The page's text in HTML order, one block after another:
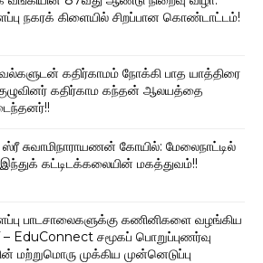
நகரக் கிளையில் சிறப்பான கொண்டாட்டம்!
கதிர்காமம் நோக்கி பாத யாத்திரை
கதிர்காம கந்தன் ஆலயத்தை
சுவாமிநாராயணன் கோயில்: மேலைநாட்டில்
இந்துக் கட்டிடக்கலையின் மகத்துவம்!!
பாடசாலைகளுக்கு கணினிகளை வழங்கிய
– EduConnect சமூகப் பொறுப்புணர்வு
மற்றுமொரு முக்கிய முன்னெடுப்பு